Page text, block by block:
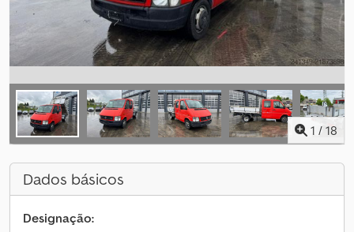
1 / 18
Dados básicos
Designação: